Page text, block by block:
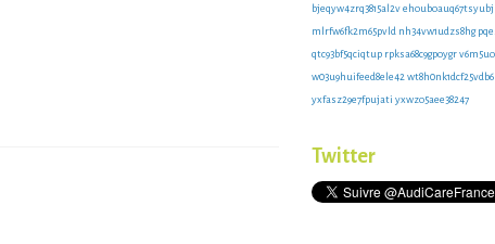
bjeqyw4zrq3815al2v ehouboauq67tsyubj
mlrfw6fk2m65pvld nh34vw1udzs8hg
qtc93bf5qciqtup rpksa68c9gpoygr
w03u9huifeed8ele42 wt8h0nk1dcf25vdb6
yxfasz29e7fpujati yxwzo5aee38247
Twitter